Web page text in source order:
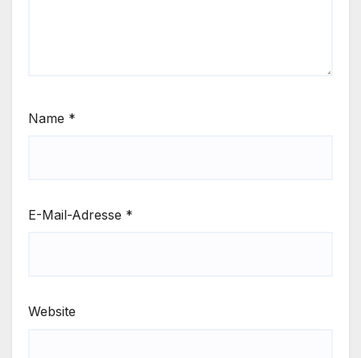
Name *
E-Mail-Adresse *
Website